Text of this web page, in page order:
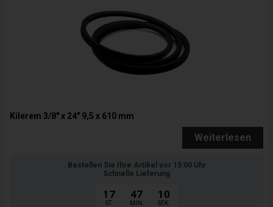
Kilerem 3/8" x 24" 9,5 x 610 mm
Weiterlesen
Bestellen Sie Ihre Artikel vor 15:00 Uhr
Schnelle Lieferung
17
ST.
47
MIN.
09
SEK.